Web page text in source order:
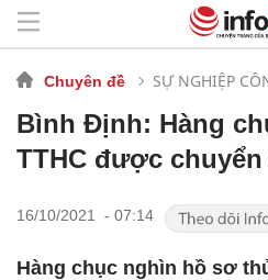
Chuyên đề SỰ NGHIỆP
Bình Định: Hàng
TTHC được
16/10/2021 - 07:14
Hàng chục nghìn hồ sơ